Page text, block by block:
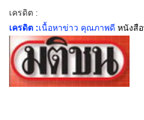
เครดิต :
เครดิต :เนื้อหาข่าว คุณภาพดี หนังสื